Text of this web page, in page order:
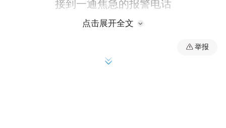
接到一通焦急的报警电话
男子称其妻子疑似遭遇电信诈骗
点击展开全文
举报